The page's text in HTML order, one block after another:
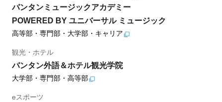
バンタンミュージックアカデミー
POWERED BY ユニバーサル ミュージック
高等部・専門部・大学部・キャリア
観光・ホテル
バンタン外語＆ホテル観光学院
大学部・専門部・高等部
eスポーツ